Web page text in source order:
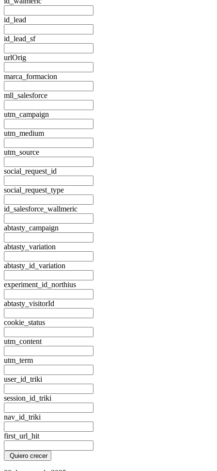
id_lead
id_lead_sf
urlOrig
marca_formacion
mll_salesforce
utm_campaign
utm_medium
utm_source
social_request_id
social_request_type
id_salesforce_wallmeric
abtasty_campaign
abtasty_variation
abtasty_id_variation
experiment_id_northius
abtasty_visitorId
cookie_status
utm_content
utm_term
user_id_triki
session_id_triki
nav_id_triki
first_url_hit
Quiero crecer